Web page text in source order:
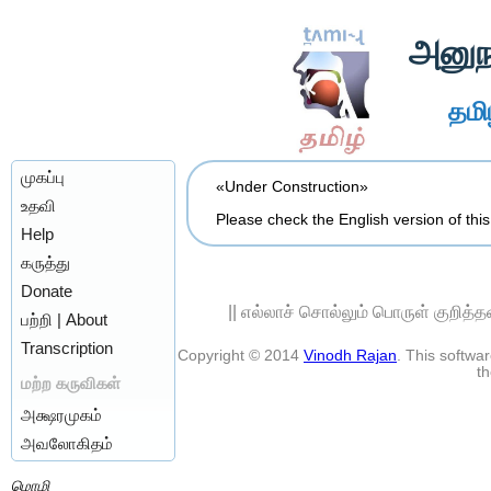
முகப்பு
உதவி
Help
கருத்து
Donate
பற்றி | About
Transcription
மற்ற கருவிகள்
அக்ஷரமுகம்
அவலோகிதம்
மொழி
«Under Construction»
Please check the English version of
|| எல்லாச் சொல்லும் பொருள்
Copyright © 2014 Vinodh Rajan. This